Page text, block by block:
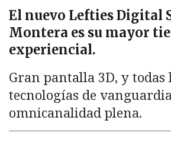
El nuevo Lefties Digital
Montera es su mayor
experiencial.
Gran pantalla 3D, y todas
tecnologías de
omnicanalidad plena.